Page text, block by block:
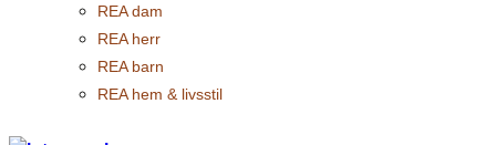
REA dam
REA herr
REA barn
REA hem & livsstil